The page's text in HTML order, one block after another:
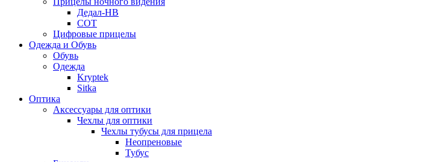
Дедал-НВ
СОТ
Цифровые прицелы
Одежда и Обувь
Обувь
Одежда
Kryptek
Sitka
Оптика
Аксессуары для оптики
Чехлы для оптики
Чехлы тубусы для прицела
Неопреновые
Тубус